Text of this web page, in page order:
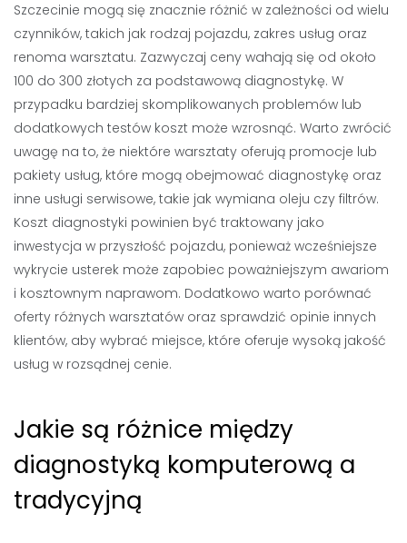
Szczecinie mogą się znacznie różnić w zależności od wielu
czynników, takich jak rodzaj pojazdu, zakres usług oraz
renoma warsztatu. Zazwyczaj ceny wahają się od około
100 do 300 złotych za podstawową diagnostykę. W
przypadku bardziej skomplikowanych problemów lub
dodatkowych testów koszt może wzrosnąć. Warto zwrócić
uwagę na to, że niektóre warsztaty oferują promocje lub
pakiety usług, które mogą obejmować diagnostykę oraz
inne usługi serwisowe, takie jak wymiana oleju czy filtrów.
Koszt diagnostyki powinien być traktowany jako
inwestycja w przyszłość pojazdu, ponieważ wcześniejsze
wykrycie usterek może zapobiec poważniejszym awariom
i kosztownym naprawom. Dodatkowo warto porównać
oferty różnych warsztatów oraz sprawdzić opinie innych
klientów, aby wybrać miejsce, które oferuje wysoką jakość
usług w rozsądnej cenie.
Jakie są różnice między
diagnostyką komputerową a
tradycyjną